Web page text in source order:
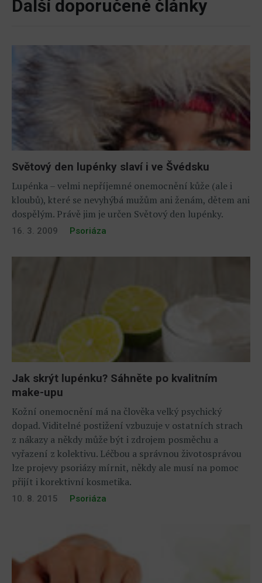
Další doporučené články
Světový den lupénky slaví i ve Švédsku
Lupénka – velmi nepříjemné onemocnění kůže (ale i
kloubů), které se nevyhýbá mužům ani ženám, dětem ani
dospělým. Právě jim je určen Světový den lupénky.
16. 3. 2009 Psoriáza
Jak skrýt lupénku? Sáhněte po kvalitním
make-upu
Kožní onemocnění má na člověka velký psychický
dopad. Viditelné postižení vzbuzuje v ostatních strach
z nákazy a někdy může být i zdrojem posměchu a
vyřazení z kolektivu. Léčbou a správnou životosprávou
lze projevy psoriázy mírnit, někdy ale musí na pomoc
přijít i korektivní kosmetika.
10. 8. 2015 Psoriáza